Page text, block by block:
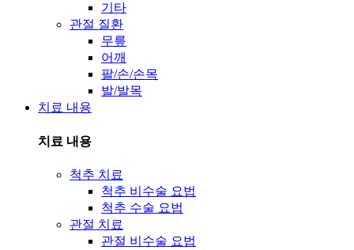
기타
관절 질환
무릎
어깨
팔/손/손목
발/발목
치료 내용
치료 내용
척추 치료
척추 비수술 요법
척추 수술 요법
관절 치료
관절 비수술 요법